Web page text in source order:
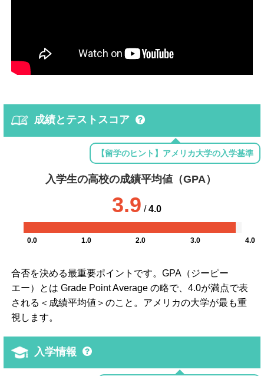
成績とテストスコア
【留学のヒント】アメリカ大学の入学基準
入学生の高校の成績平均値（GPA）
3.9 /4.0
0.0 1.0 2.0 3.0 4.0
合否を決める最重要ポイントです。GPA（ジーピー
エー）とは Grade Point Average の略で、4.0が満点で表
される＜成績平均値＞のこと。アメリカの大学が最も重
視します。
入学情報